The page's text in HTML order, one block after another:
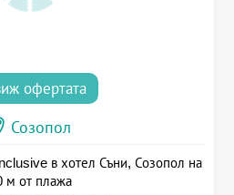
офертата
Созопол
в хотел Съни, Созопол на
м от плажа